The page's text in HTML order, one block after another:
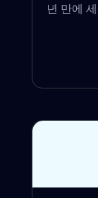
년 만에